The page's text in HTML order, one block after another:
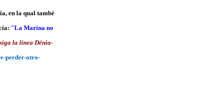
en la qual també
"La Marina no
la línea Dénia-
perder-otro-